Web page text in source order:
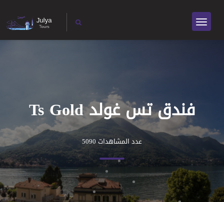
فندق تس غولد Ts Gold
عدد المشاهدات 5090